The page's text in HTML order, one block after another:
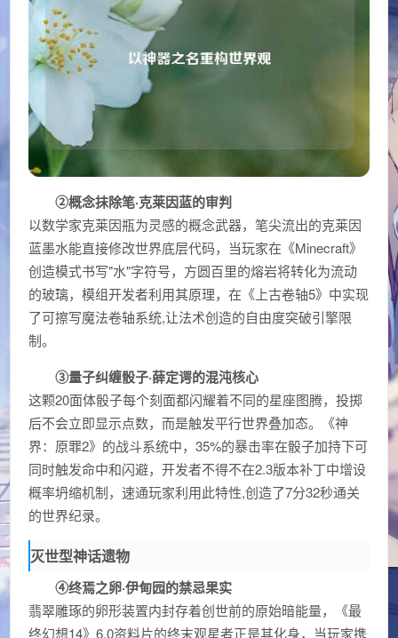
②概念抹除笔·克莱因蓝的审判
以数学家克莱因瓶为灵感的概念武器，笔尖流出的克莱因
蓝墨水能直接修改世界底层代码，当玩家在《Minecraft》
创造模式书写"水"字符号，方圆百里的熔岩将转化为流动
的玻璃，模组开发者利用其原理，在《上古卷轴5》中实现
了可擦写魔法卷轴系统,让法术创造的自由度突破引擎限
制。
③量子纠缠骰子·薛定谔的混沌核心
这颗20面体骰子每个刻面都闪耀着不同的星座图腾，投掷
后不会立即显示点数，而是触发平行世界叠加态。《神
界：原罪2》的战斗系统中，35%的暴击率在骰子加持下可
同时触发命中和闪避，开发者不得不在2.3版本补丁中增设
概率坍缩机制，速通玩家利用此特性,创造了7分32秒通关
的世界纪录。
灭世型神话遗物
④终焉之卵·伊甸园的禁忌果实
翡翠雕琢的卵形装置内封存着创世前的原始暗能量，《最
终幻想14》6.0资料片的终末观星者正是其化身，当玩家携